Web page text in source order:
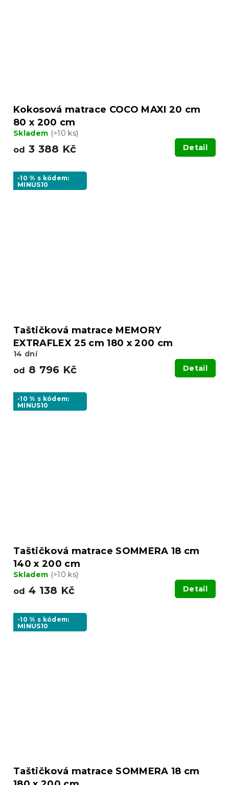
Kokosová matrace COCO MAXI 20 cm
80 x 200 cm
Skladem (>10 ks)
od 3 388 Kč Detail
-10 % s kódem:
MINUS10
Taštičková matrace MEMORY
EXTRAFLEX 25 cm 180 x 200 cm
14 dní
od 8 796 Kč Detail
-10 % s kódem:
MINUS10
Taštičková matrace SOMMERA 18 cm
140 x 200 cm
Skladem (>10 ks)
od 4 138 Kč Detail
-10 % s kódem:
MINUS10
Taštičková matrace SOMMERA 18 cm